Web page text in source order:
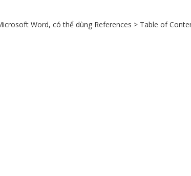
Word, có thể dùng References > Table of